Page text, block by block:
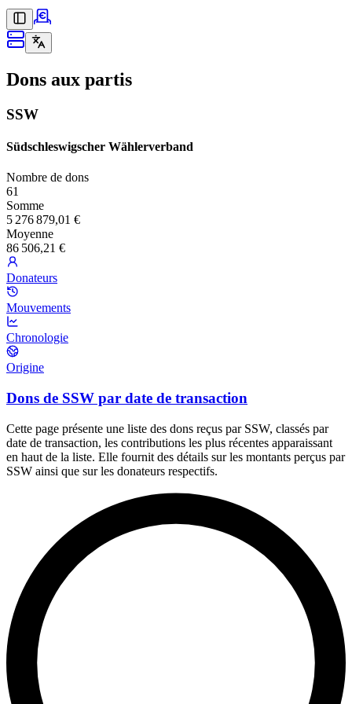
Dons aux partis
SSW
Südschleswigscher Wählerverband
Nombre de dons
61
Somme
5 276 879,01 €
Moyenne
86 506,21 €
Donateurs
Mouvements
Chronologie
Origine
Dons de SSW par date de transaction
Cette page présente une liste des dons reçus par SSW, classés par
date de transaction, les contributions les plus récentes apparaissant
en haut de la liste. Elle fournit des détails sur les montants perçus par
SSW ainsi que sur les donateurs respectifs.